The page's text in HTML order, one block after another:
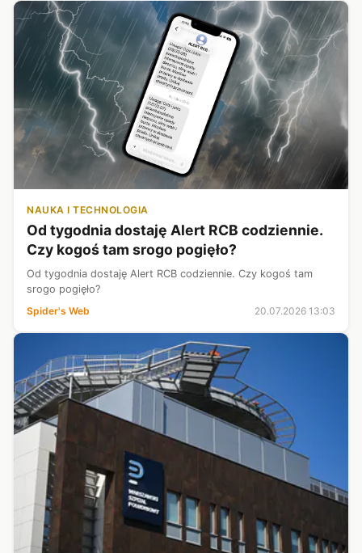
NAUKA I TECHNOLOGIA
Od tygodnia dostaję Alert RCB codziennie.
Czy kogoś tam srogo pogięło?
Od tygodnia dostaję Alert RCB codziennie. Czy kogoś tam
srogo pogięło?
Spider's Web
20.07.2026 13:03